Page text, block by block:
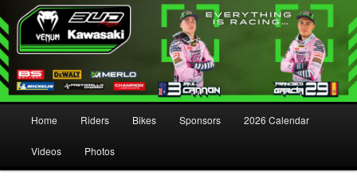
Skip to primary content
Skip to secondary content
Home Riders Bikes Sponsors 2026 Calendar
Videos Photos